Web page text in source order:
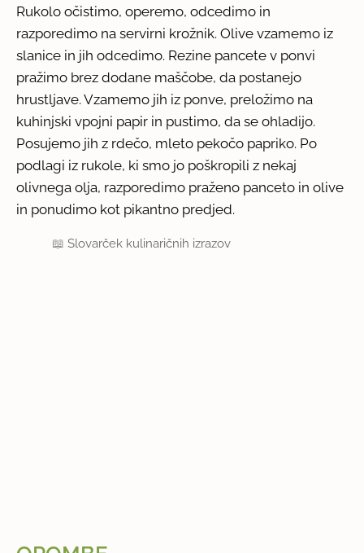
Rukolo očistimo, operemo, odcedimo in
razporedimo na servirni krožnik. Olive vzamemo iz
slanice in jih odcedimo. Rezine pancete v ponvi
pražimo brez dodane maščobe, da postanejo
hrustljave. Vzamemo jih iz ponve, preložimo na
kuhinjski vpojni papir in pustimo, da se ohladijo.
Posujemo jih z rdečo, mleto pekočo papriko. Po
podlagi iz rukole, ki smo jo poškropili z nekaj
olivnega olja, razporedimo praženo panceto in olive
in ponudimo kot pikantno predjed.
📖Slovarček kulinaričnih izrazov